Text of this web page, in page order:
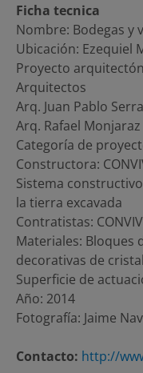
Ficha tecnica
Nombre: Bodegas y
Ubicación: Ezequiel
Proyecto
Arquitectos
Arq. Juan Pablo
Arq. Rafael
Categoría de
Constructora:
Sistema
la tierra excavada
Contratistas:
Materiales: Bloques
decorativas de cristal
Superficie de
Año: 2014
Fotografía: Jaime
Contacto: http://